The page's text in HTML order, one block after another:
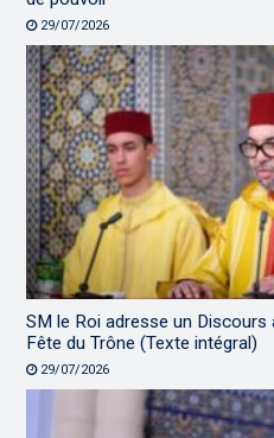
29/07/2026
SM le Roi adresse un Discours
Fête du Trône (Texte intégral)
29/07/2026